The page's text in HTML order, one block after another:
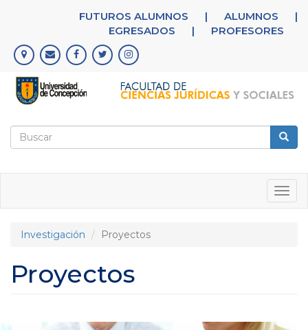
principal
FUTUROS ALUMNOS | ALUMNOS
|
EGRESADOS
| PROFESORES
Formulario
Investigación Proyectos
Proyectos